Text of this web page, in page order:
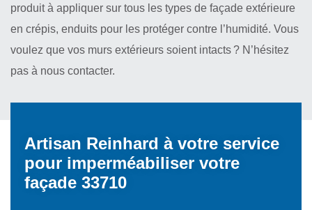
produit à appliquer sur tous les types de façade extérieure
en crépis, enduits pour les protéger contre l’humidité. Vous
voulez que vos murs extérieurs soient intacts ? N’hésitez
pas à nous contacter.
Artisan Reinhard à votre service
pour imperméabiliser votre
façade 33710